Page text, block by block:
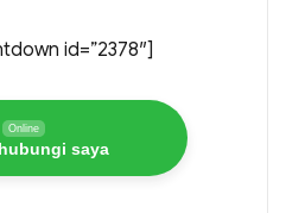
id=”2378″]
Online
saya